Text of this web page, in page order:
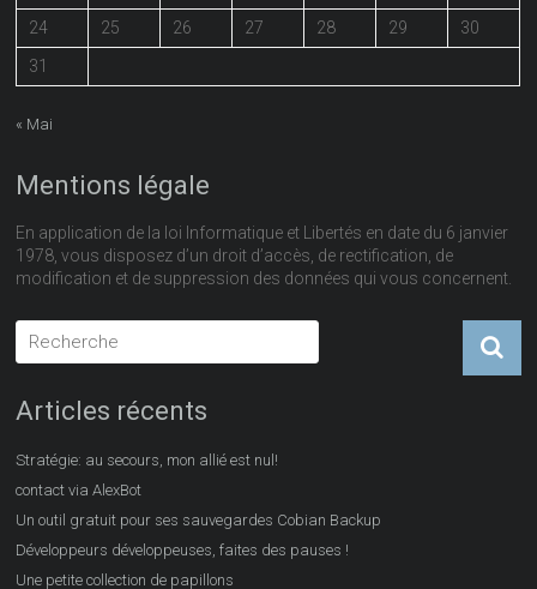
24
25 26 27 28 29
30
31
« Mai
Mentions légale
En application de la loi Informatique et Libertés en date du 6 janvier
1978, vous disposez d’un droit d’accès, de rectification, de
modification et de suppression des données qui vous concernent.
Articles récents
Stratégie: au secours, mon allié est nul!
contact via AlexBot
Un outil gratuit pour ses sauvegardes Cobian Backup
Développeurs développeuses, faites des pauses !
Une petite collection de papillons